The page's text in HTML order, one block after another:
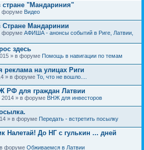
стране "Мандариния"
форуме Видео
Стране Мандаринии
форуме АФИША - анонсы событий в Риге, Латвии,
здесь
» в форуме Помощь в навигации по темам
реклама на улицах Риги
» в форуме То, что не вошло....
РФ для граждан Латвии
2014 » в форуме ВНЖ для инвесторов
» в форуме Передать - встретить посылку
Налетай! До НГ с гулькин ... дней
форуме Обживаемся в Латвии